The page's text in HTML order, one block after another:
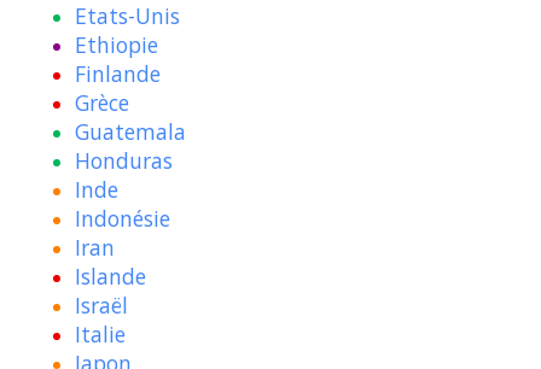
Etats-Unis
Ethiopie
Finlande
Grèce
Guatemala
Honduras
Inde
Indonésie
Iran
Islande
Israël
Italie
Japon